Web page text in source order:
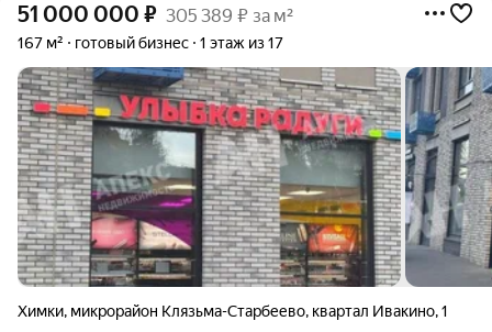
51 000 000 ₽ 305 389 ₽ за м²
167 м² готовый бизнес 1 этаж из 17
Химки, микрорайон Клязьма-Старбеево, квартал Ивакино,1